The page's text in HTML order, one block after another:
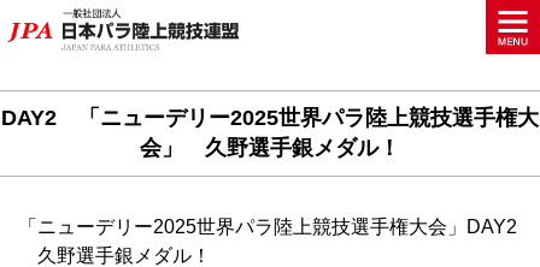
DAY2 「ニューデリー2025世界パラ陸上競技選手権大
会」 久野選手銀メダル！
「ニューデリー2025世界パラ陸上競技選手権大会」DAY2
久野選手銀メダル！